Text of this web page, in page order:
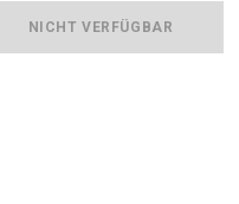
NICHT VERFÜGBAR